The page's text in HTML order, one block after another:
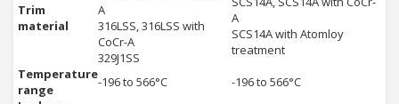
Trim
material
A
316LSS, 316LSS with
CoCr-A
329J1SS
A
SCS14A with Atomloy
treatment
Temperature
range
-196 to 566°C
-196 to 566°C